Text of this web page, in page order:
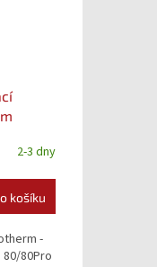
2-3 dny
košíku
-
80Pro